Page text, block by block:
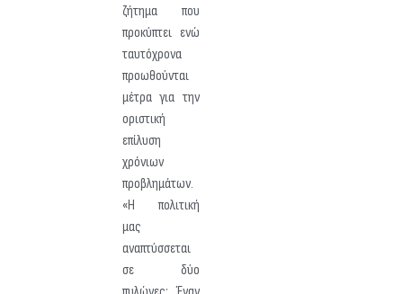
ζήτημα που
προκύπτει ενώ
ταυτόχρονα
προωθούνται
μέτρα για την
οριστική
επίλυση
χρόνιων
προβλημάτων.
«Η πολιτική
μας
αναπτύσσεται
σε δύο